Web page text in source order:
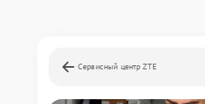
Сервисный центр ZTE